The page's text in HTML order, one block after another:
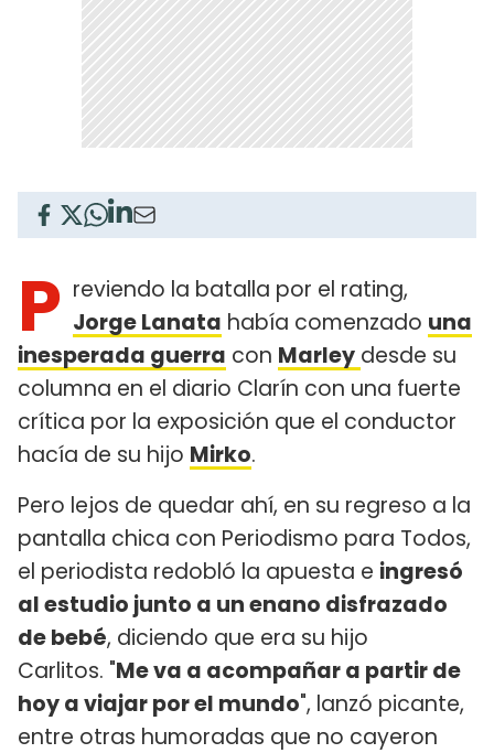
P reviendo la batalla por el rating,
Jorge Lanata había comenzado una
inesperada guerra con Marley desde su
columna en el diario Clarín con una fuerte
crítica por la exposición que el conductor
hacía de su hijo Mirko.
Pero lejos de quedar ahí, en su regreso a la
pantalla chica con Periodismo para Todos,
el periodista redobló la apuesta e ingresó
al estudio junto a un enano disfrazado
de bebé, diciendo que era su hijo
Carlitos. "Me va a acompañar a partir de
hoy a viajar por el mundo", lanzó picante,
entre otras humoradas que no cayeron